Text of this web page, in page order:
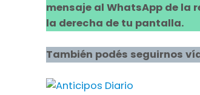
mensaje al WhatsApp de la
la derecha de tu pantalla.
También podés seguirnos